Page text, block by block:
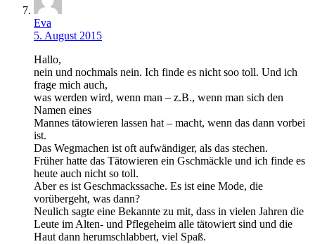
Eva
5. August 2015
Hallo,
nein und nochmals nein. Ich finde es nicht soo toll. Und ich
frage mich auch,
was werden wird, wenn man – z.B., wenn man sich den
Namen eines
Mannes tätowieren lassen hat – macht, wenn das dann vorbei
ist.
Das Wegmachen ist oft aufwändiger, als das stechen.
Früher hatte das Tätowieren ein Gschmäckle und ich finde es
heute auch nicht so toll.
Aber es ist Geschmackssache. Es ist eine Mode, die
vorübergeht, was dann?
Neulich sagte eine Bekannte zu mit, dass in vielen Jahren die
Leute im Alten- und Pflegeheim alle tätowiert sind und die
Haut dann herumschlabbert, viel Spaß.